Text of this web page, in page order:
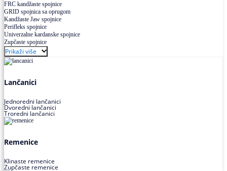
FRC kandžaste spojnice
GRID spojnica sa oprugom
Kandžaste Jaw spojnice
Perifleks spojnice
Univerzalne kardanske spojnice
Zupčaste spojnice
Prikaži više
Lančanici
Jednoredni lančanici
Dvoredni lančanici
Troredni lančanici
Remenice
Klinaste remenice
Zupčaste remenice